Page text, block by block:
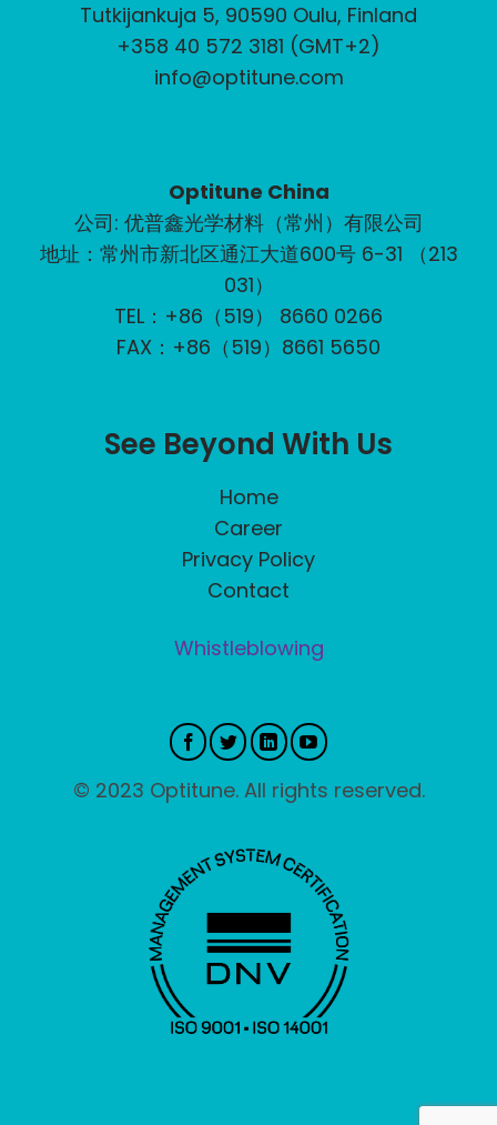
Tutkijankuja 5, 90590 Oulu, Finland
+358 40 572 3181 (GMT+2)
info@optitune.com
Optitune China
公司: 优普鑫光学材料（常州）有限公司
地址：常州市新北区通江大道600号 6-31 （213
031）
TEL：+86（519） 8660 0266
FAX：+86（519）8661 5650
See Beyond With Us
Home
Career
Privacy Policy
Contact
Whistleblowing
© 2023 Optitune. All rights reserved.